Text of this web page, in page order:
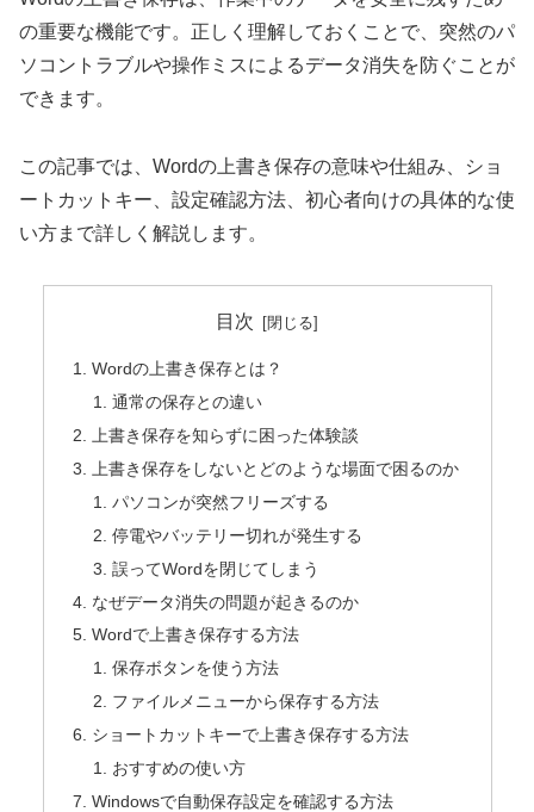
の重要な機能です。正しく理解しておくことで、突然のパ
ソコントラブルや操作ミスによるデータ消失を防ぐことが
できます。
この記事では、Wordの上書き保存の意味や仕組み、ショ
ートカットキー、設定確認方法、初心者向けの具体的な使
い方まで詳しく解説します。
目次
Wordの上書き保存とは？
通常の保存との違い
上書き保存を知らずに困った体験談
上書き保存をしないとどのような場面で困るのか
パソコンが突然フリーズする
停電やバッテリー切れが発生する
誤ってWordを閉じてしまう
なぜデータ消失の問題が起きるのか
Wordで上書き保存する方法
保存ボタンを使う方法
ファイルメニューから保存する方法
ショートカットキーで上書き保存する方法
おすすめの使い方
Windowsで自動保存設定を確認する方法